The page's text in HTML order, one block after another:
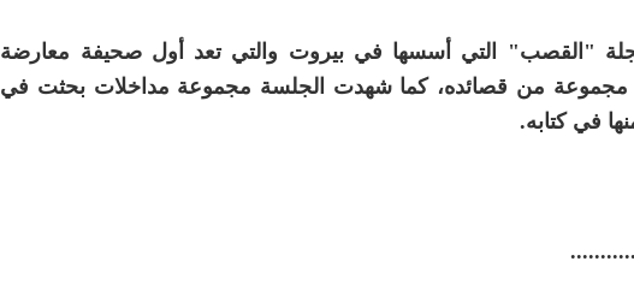
"القصب" التي أسسها في بيروت والتي تعد أول صحيفة معارضة
مجموعة من قصائده، كما شهدت الجلسة مجموعة مداخلات بحثت في
في كتابه.